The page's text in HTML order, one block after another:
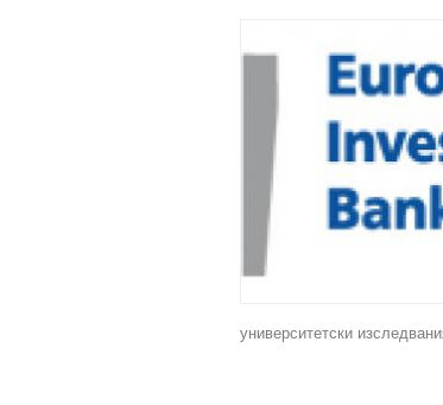
университетски